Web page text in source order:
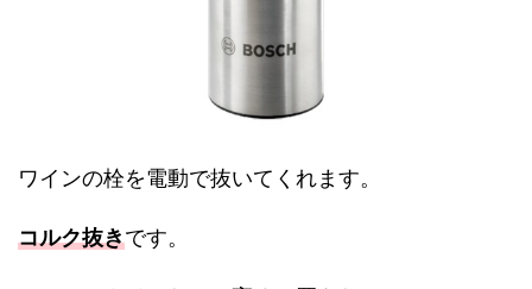
ワインの栓を電動で抜いてくれます。
コルク抜きです。